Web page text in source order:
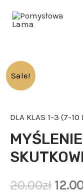
Sale!
DLA KLAS 1-3 (7-10
20.00zł
ilość
MYŚLENIE
SKUTKOWE
DLA
MŁODZIEŻY